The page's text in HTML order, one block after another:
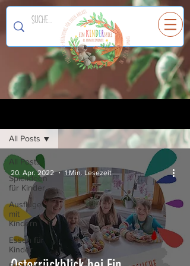
EinKINDERspiel
All Posts
Spielideen
für Kinder
Ausflüge
mit
Kindern
Essen für
Kinder
All Posts
20. Apr. 2022 1 Min. Lesezeit